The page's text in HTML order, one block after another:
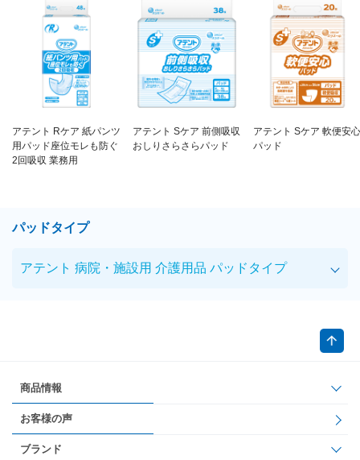
アテント Rケア 紙パンツ
用パッド座位モレも防ぐ
2回吸収 業務用
アテント Sケア 前側吸収
おしりさらさらパッド
アテント Sケア 軟便安心
パッド
パッドタイプ
アテント 病院・施設用 介護用品 パッドタイプ
商品情報
お客様の声
ブランド